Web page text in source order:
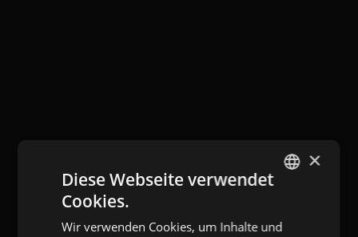
ENGLISH
×
Diese Webseite verwendet
Cookies.
Wir verwenden Cookies, um Inhalte und